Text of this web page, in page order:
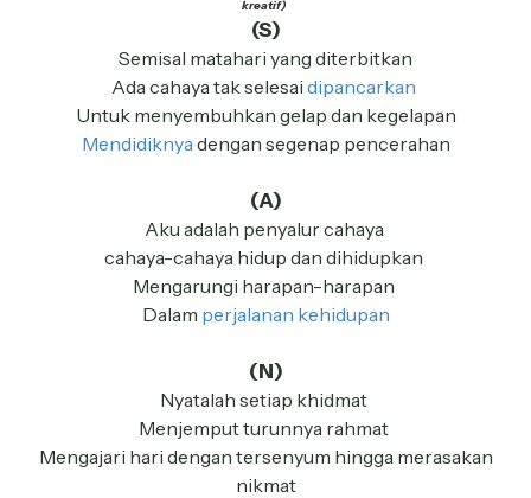
kreatif)
(S)
Semisal matahari yang diterbitkan
Ada cahaya tak selesai dipancarkan
Untuk menyembuhkan gelap dan kegelapan
Mendidiknyadengan segenap pencerahan
(A)
Aku adalah penyalur cahaya
cahaya-cahaya hidup dan dihidupkan
Mengarungi harapan-harapan
Dalam perjalanan kehidupan
(N)
Nyatalah setiap khidmat
Menjemput turunnya rahmat
Mengajari hari dengan tersenyum hingga merasakan
nikmat